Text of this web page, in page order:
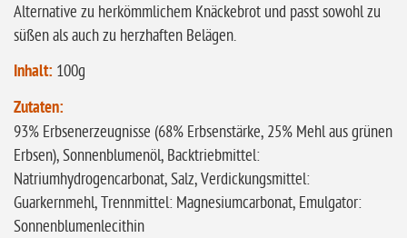
Alternative zu herkömmlichem Knäckebrot und passt sowohl zu
süßen als auch zu herzhaften Belägen.
Inhalt: 100g
Zutaten:
93% Erbsenerzeugnisse (68% Erbsenstärke, 25% Mehl aus grünen
Erbsen), Sonnenblumenöl, Backtriebmittel:
Natriumhydrogencarbonat, Salz, Verdickungsmittel:
Guarkernmehl, Trennmittel: Magnesiumcarbonat, Emulgator:
Sonnenblumenlecithin